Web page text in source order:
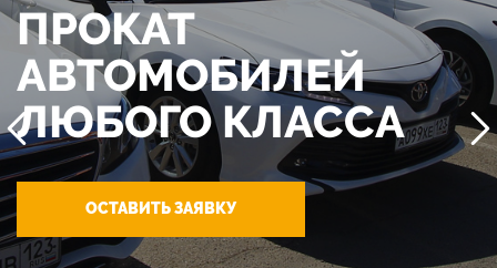
ПРОКАТ
АВТОМОБИЛЕЙ
ЛЮБОГО КЛАССА
ОСТАВИТЬ ЗАЯВКУ